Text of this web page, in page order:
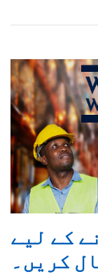
کے لیے
کریں۔